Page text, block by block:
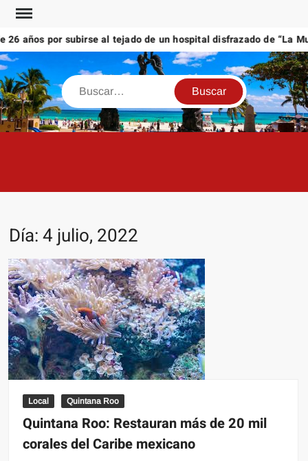
Saltar
contenidopor subirse al tejado de un hospital disfrazado de “La
Buscar
Día:4 julio, 2022
Local Quintana Roo
Quintana Roo: Restauran más de 20 mil
corales del Caribe mexicano